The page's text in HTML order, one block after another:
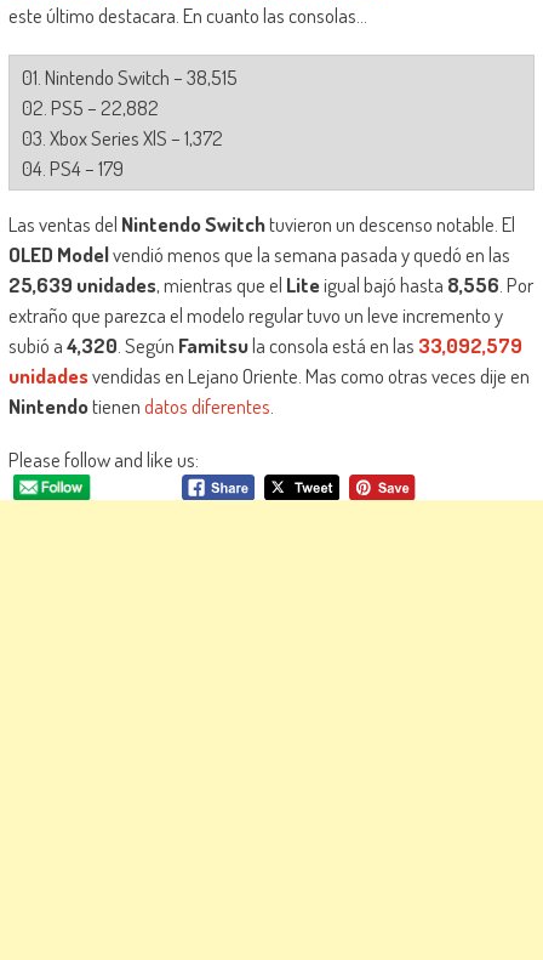
este último destacara. En cuanto las consolas…
01. Nintendo Switch – 38,515
02. PS5 – 22,882
03. Xbox Series X|S – 1,372
04. PS4 – 179
Las ventas del Nintendo Switchtuvieron un descenso notable. El
OLED Modelvendió menos que la semana pasada y quedó en las
25,639 unidades, mientras que el Liteigual bajó hasta 8,556 . Por
extraño que parezca el modelo regular tuvo un leve incremento y
subió a4,320 . Según Famitsula consola está en las 33,092,579
unidadesvendidas en Lejano Oriente. Mas como otras veces dije en
Nintendotienendatos diferentes
Please follow and like us: